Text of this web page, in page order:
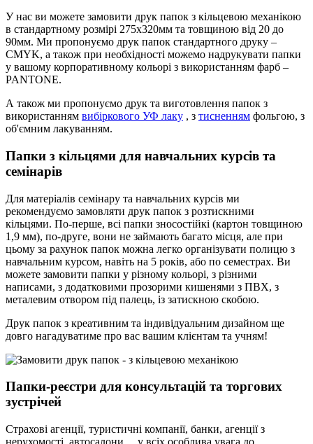
У нас ви можете замовити друк папок з кільцевою механікою
в стандартному розмірі 275х320мм та товщиною від 20 до
90мм. Ми пропонуємо друк папок стандартного друку –
CMYK, а також при необхідності можемо надрукувати папки
у вашому корпоративному кольорі з використанням фарб –
PANTONE.
А також ми пропонуємо друк та виготовлення папок з
використанням вибіркового УФ лаку , з тисненням фольгою, з
об'ємним лакуванням.
Папки з кільцями для навчальних курсів та
семінарів
Для матеріалів семінару та навчальних курсів ми
рекомендуємо замовляти друк папок з розтискними
кільцями. По-перше, всі папки зносостійкі (картон товщиною
1,9 мм), по-друге, вони не займають багато місця, але при
цьому за рахунок папок можна легко організувати полицю з
навчальним курсом, навіть на 5 років, або по семестрах. Ви
можете замовити папки у різному кольорі, з різними
написами, з додатковими прозорими кишенями з ПВХ, з
металевим отвором під палець, із затискною скобою.
Друк папок з креативним та індивідуальним дизайном ще
довго нагадуватиме про вас вашим клієнтам та учням!
Папки-реєстри для консультацій та торгових
зустрічей
Страхові агенції, туристичні компанії, банки, агенції з